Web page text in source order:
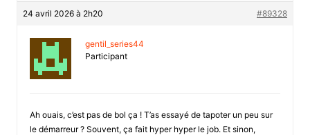
24 avril 2026 à 2h20 #89328
gentil_series44
Participant
Ah ouais, c’est pas de bol ça ! T’as essayé de tapoter un peu sur
le démarreur ? Souvent, ça fait hyper hyper le job. Et sinon,